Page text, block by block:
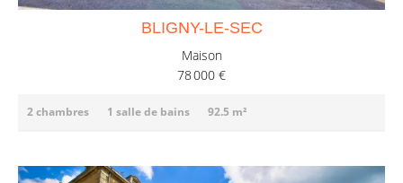
BLIGNY-LE-SEC
Maison
78 000 €
2 chambres 1 salle de bains 92.5 m²